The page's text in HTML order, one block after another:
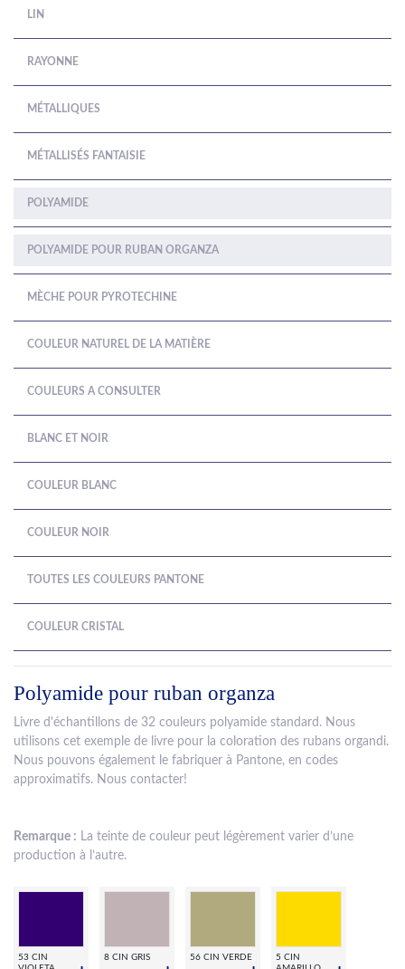
LIN
RAYONNE
MÉTALLIQUES
MÉTALLISÉS FANTAISIE
POLYAMIDE
POLYAMIDE POUR RUBAN ORGANZA
MÈCHE POUR PYROTECHINE
COULEUR NATUREL DE LA MATIÈRE
COULEURS A CONSULTER
BLANC ET NOIR
COULEUR BLANC
COULEUR NOIR
TOUTES LES COULEURS PANTONE
COULEUR CRISTAL
Polyamide pour ruban organza
Livre d'échantillons de 32 couleurs polyamide standard. Nous
utilisons cet exemple de livre pour la coloration des rubans organdi.
Nous pouvons également le fabriquer à Pantone, en codes
approximatifs. Nous contacter!
Remarque : La teinte de couleur peut légèrement varier d’une
production à l’autre.
53 CIN
8 CIN GRIS 56 CIN VERDE
5 CIN